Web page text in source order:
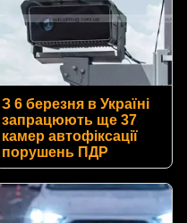
З 6 березня в Україні
запрацюють ще 37
камер автофіксації
порушень ПДР